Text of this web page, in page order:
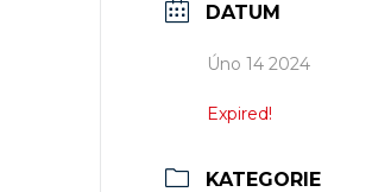
DATUM
Úno 14 2024
Expired!
KATEGORIE